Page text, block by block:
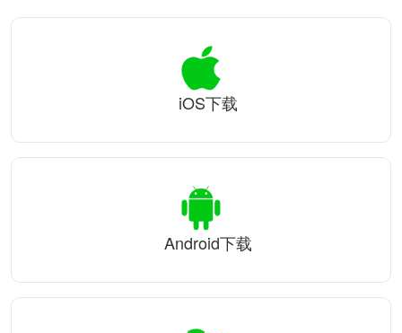
iOS下载
Android下载